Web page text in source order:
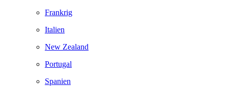
Frankrig
Italien
New Zealand
Portugal
Spanien